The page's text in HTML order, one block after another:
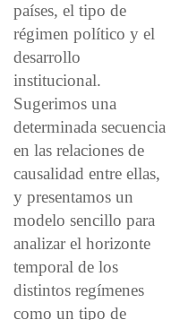
países, el tipo de
régimen político y el
desarrollo
institucional.
Sugerimos una
determinada secuencia
en las relaciones de
causalidad entre ellas,
y presentamos un
modelo sencillo para
analizar el horizonte
temporal de los
distintos regímenes
como un tipo de